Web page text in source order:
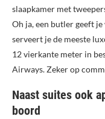
slaapkamer met
Oh ja, een butler geeft
serveert je de meeste
12 vierkante meter in
Airways. Zeker op
Naast suites ook
boord